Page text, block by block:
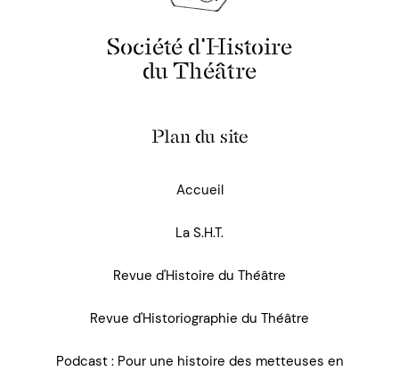
Société d'Histoire
du Théâtre
Plan du site
Accueil
La S.H.T.
Revue d'Histoire du Théâtre
Revue d'Historiographie du Théâtre
Podcast : Pour une histoire des metteuses en